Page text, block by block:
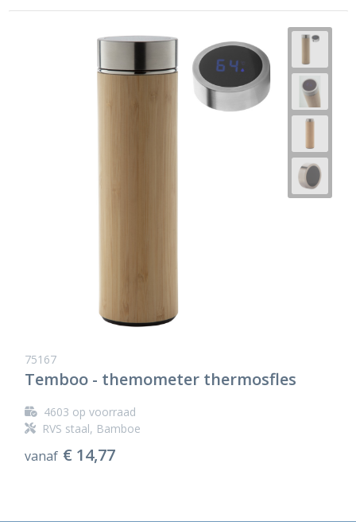
75167
Temboo - themometer thermosfles
4603 op voorraad
RVS staal, Bamboe
vanaf € 14,77